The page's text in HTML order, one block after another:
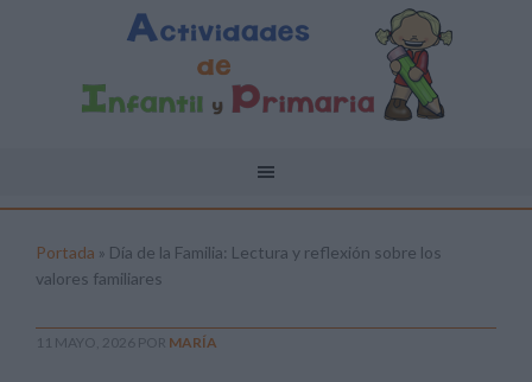
Portada » Día de la Familia: Lectura y reflexión sobre los
valores familiares
11 MAYO, 2026 POR MARÍA